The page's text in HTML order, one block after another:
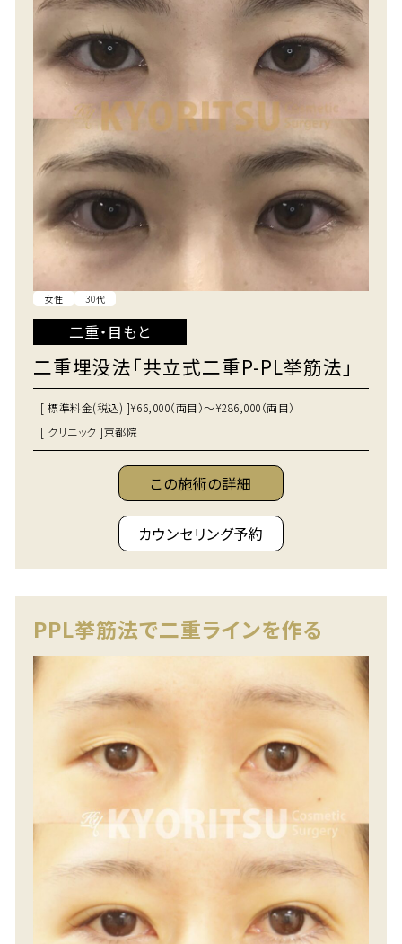
女性 30代
二重・目もと
二重埋没法「共立式二重P-PL挙筋法」
[ 標準料金(税込) ]¥66,000（両目）～¥286,000（両目）
[ クリニック ]京都院
この施術の詳細
カウンセリング予約
PPL挙筋法で二重ラインを作る